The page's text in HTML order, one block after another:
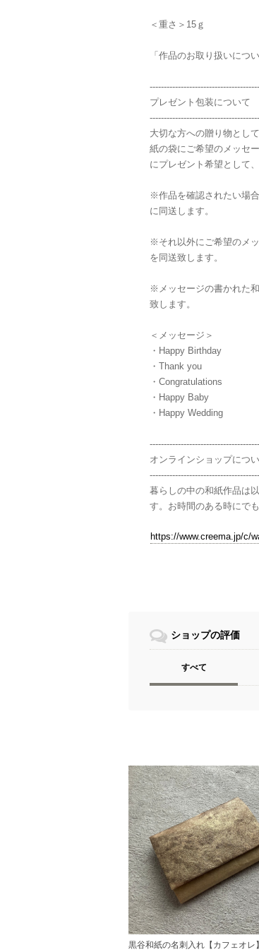
＜重さ＞15ｇ
「作品のお取り扱いにつ
プレゼント包装について
大切な方への贈り物とし
紙の袋にご希望のメッセ
にプレゼント希望として
※作品を確認されたい場
に同送します。
※それ以外にご希望のメ
を同送致します。
※メッセージの書かれた
致します。
＜メッセージ＞
・Happy Birthday
・Thank you
・Congratulations
・Happy Baby
・Happy Wedding
オンラインショップにつ
暮らしの中の和紙作品は
す。お時間のある時にで
https://www.creema.jp/c/
ショップの評価
すべて
黒谷和紙の名刺入れ【カフェオレ】